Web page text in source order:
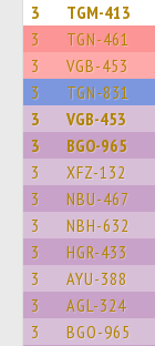
3 TGM-413
3 TGN-461
3 VGB-453
3 TGN-831
3 VGB-453
3 BGO-965
3 XFZ-132
3 NBU-467
3 NBH-632
3 HGR-433
3 AYU-388
3 AGL-324
3 BGO-965